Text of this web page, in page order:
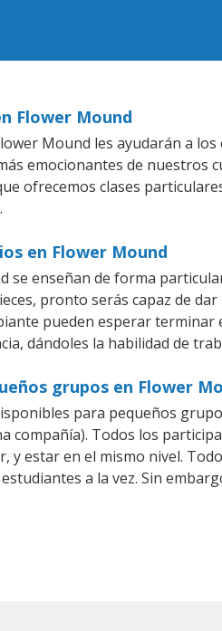
Flower Mound
Mound les ayudarán a
emocionantes de
ofrecemos clases
en Flower Mound
se enseñan de forma
pronto serás capaz de
pueden esperar
dándoles la habilidad de
grupos en Flower
para pequeños
compañía). Todos los
y estar en el mismo nivel.
a la vez. Sin